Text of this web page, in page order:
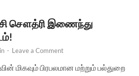
சௌத்ரி இணைந்து
- Leave a Comment
மிகவும் பிரபலமான மற்றும் பல்துறை